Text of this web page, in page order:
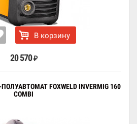
В корзину
20 570 ₽
FOXWELD INVERMIG 160
COMBI